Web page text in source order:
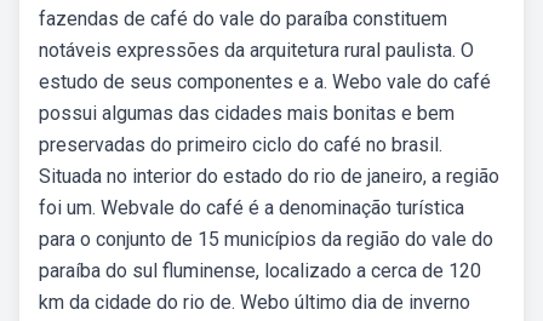
fazendas de café do vale do paraíba constituem
notáveis expressões da arquitetura rural paulista. O
estudo de seus componentes e a. Webo vale do café
possui algumas das cidades mais bonitas e bem
preservadas do primeiro ciclo do café no brasil.
Situada no interior do estado do rio de janeiro, a região
foi um. Webvale do café é a denominação turística
para o conjunto de 15 municípios da região do vale do
paraíba do sul fluminense, localizado a cerca de 120
km da cidade do rio de. Webo último dia de inverno